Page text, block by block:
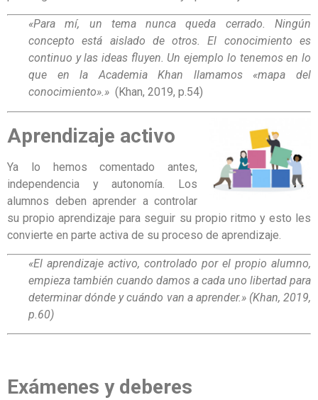
«Para mí, un tema nunca queda cerrado. Ningún
concepto está aislado de otros. El conocimiento es
continuo y las ideas fluyen. Un ejemplo lo tenemos en lo
que en la Academia Khan llamamos «mapa del
conocimiento».» (Khan, 2019, p.54)
Aprendizaje activo
Ya lo hemos comentado antes,
independencia y autonomía. Los
alumnos deben aprender a controlar
su propio aprendizaje para seguir su propio ritmo y esto les
convierte en parte activa de su proceso de aprendizaje.
«El aprendizaje activo, controlado por el propio alumno,
empieza también cuando damos a cada uno libertad para
determinar dónde y cuándo van a aprender.» (Khan, 2019,
p.60)
Exámenes y deberes